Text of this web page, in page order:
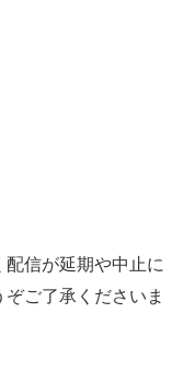
信が延期や中止に
ご了承くださいま